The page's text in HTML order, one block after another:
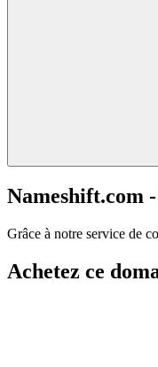
Nameshift.com
Grâce à notre service de
Achetez ce